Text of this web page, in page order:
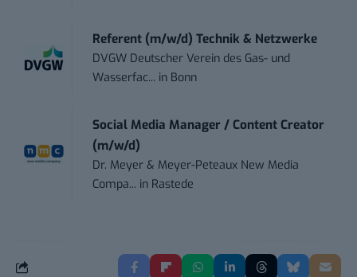
Referent (m/w/d) Technik & Netzwerke
DVGW Deutscher Verein des Gas- und
Wasserfac... in Bonn
Social Media Manager / Content Creator
(m/w/d)
Dr. Meyer & Meyer-Peteaux New Media
Compa... in Rastede